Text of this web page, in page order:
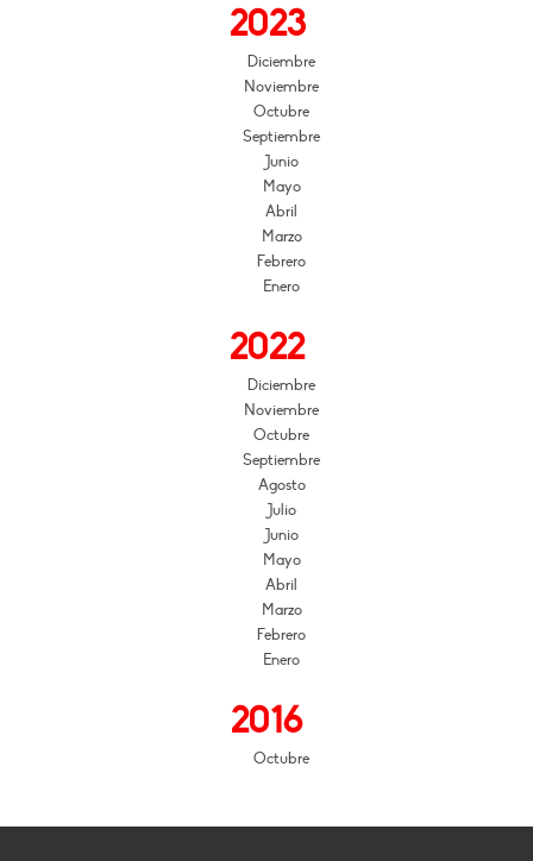
2023
Diciembre
Noviembre
Octubre
Septiembre
Junio
Mayo
Abril
Marzo
Febrero
Enero
2022
Diciembre
Noviembre
Octubre
Septiembre
Agosto
Julio
Junio
Mayo
Abril
Marzo
Febrero
Enero
2016
Octubre